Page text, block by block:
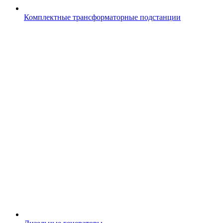
Комплектные трансформаторные подстанции